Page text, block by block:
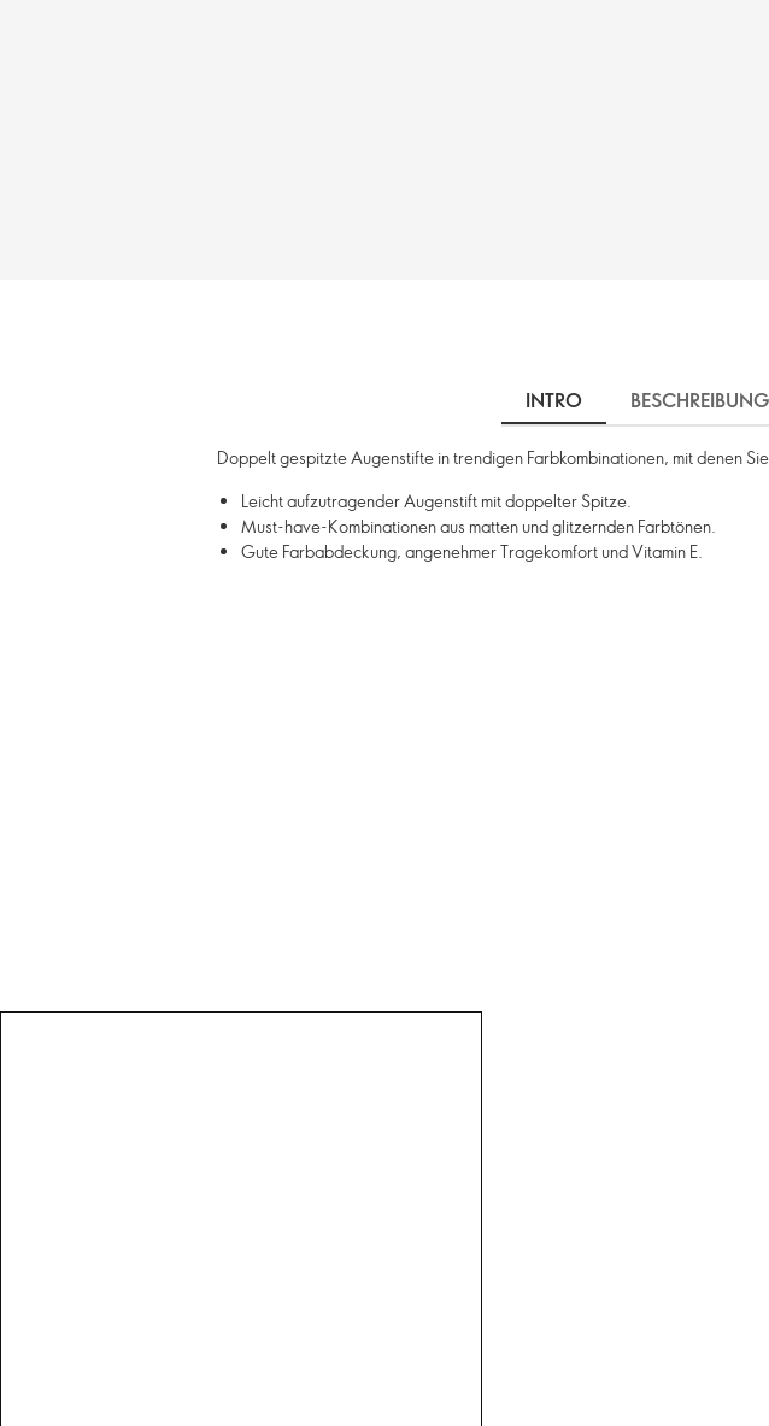
INTRO BESCHREIBUNG
Doppelt gespitzte Augenstifte in trendigen Farbkombinationen, mit denen
Leicht aufzutragender Augenstift mit doppelter Spitze.
Must-have-Kombinationen aus matten und glitzernden Farbtönen.
Gute Farbabdeckung, angenehmer Tragekomfort und Vitamin E.